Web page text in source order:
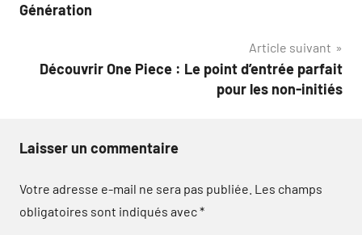
Génération
Article suivant
Découvrir One Piece : Le point d’entrée parfait
pour les non-initiés
Laisser un commentaire
Votre adresse e-mail ne sera pas publiée. Les champs
obligatoires sont indiqués avec*